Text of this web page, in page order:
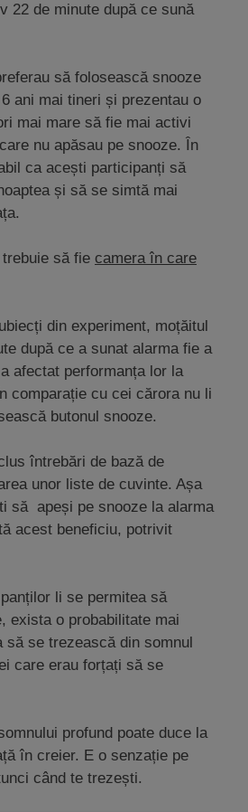
22 de minute după ce sună
să folosească snooze
ani mai tineri și prezentau o
mai mare să fie mai activi
nu apăsau pe snooze. În
ca acești participanți să
și să se simtă mai
să fie camera în care
din experiment, moțăitul
după ce a sunat alarma fie a
afectat performanța lor la
comparație cu cei cărora nu li
butonul snooze.
întrebări de bază de
unor liste de cuvinte. Așa
să apeși pe snooze la alarma
acest beneficiu, potrivit
li se permitea să
exista o probabilitate mai
să se trezească din somnul
care erau forțați să se
profund poate duce la
în creier. E o senzație pe
când te trezești.